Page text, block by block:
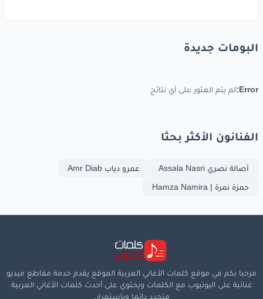
البومات جديدة
Error: لم يتم العثور على أي نتائج
الفنانون الأكثر بحثا
أصالة نصري Assala Nasri
عمرو دياب Amr Diab
حمزة نمرة | Hamza Namira
مرحبا بكم في موقع كلمات الأغاني العربية الموقع يقدم خدمة مقاطع فيديو
غنائية على اليوتيوب مع الكلمات ويحتوي على أحدث كلمات الأغاني العربية
متجدد دائما وباستمرار.